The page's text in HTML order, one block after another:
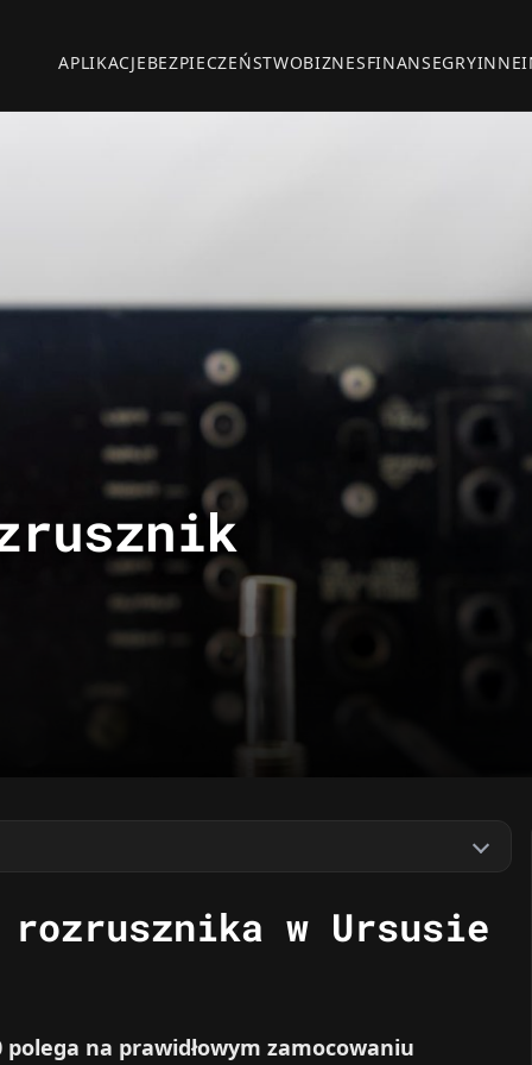
APLIKACJEBEZPIECZEŃSTWOBIZNESFINANSEGRYINNE
w Ursusie
na prawidłowym zamocowaniu